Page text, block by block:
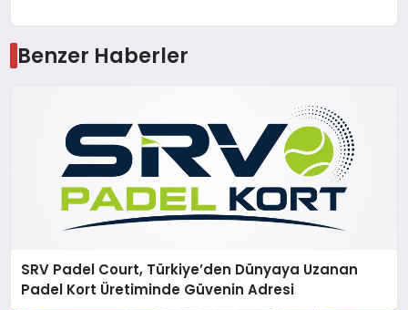
Benzer Haberler
SRV Padel Court, Türkiye’den Dünyaya Uzanan
Padel Kort Üretiminde Güvenin Adresi